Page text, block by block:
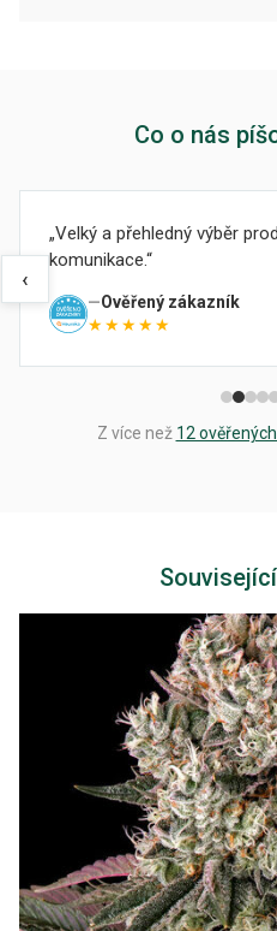
Co o nás
‹
Velký a přehledný výběr
komunikace.
Ověřený zákazník
★★★★★
Z více než 12